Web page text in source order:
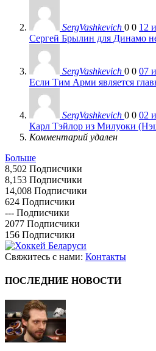
SergVashkevich 0 0 12
Сергей Брылин для Динамо
SergVashkevich 0 0 07
Если Тим Арми является
SergVashkevich 0 0 02
Карл Тэйлор из Милуоки
Комментарий удален
Больше
8,502 Подписчики
8,153 Подписчики
14,008 Подписчики
624 Подписчики
--- Подписчики
2077 Подписчики
156 Подписчики
Свяжитесь с нами: Контакты
ПОСЛЕДНИЕ НОВОСТИ